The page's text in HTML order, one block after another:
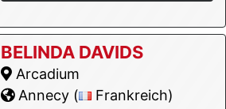
BELINDA DAVIDS
Arcadium
Annecy (
Frankreich)